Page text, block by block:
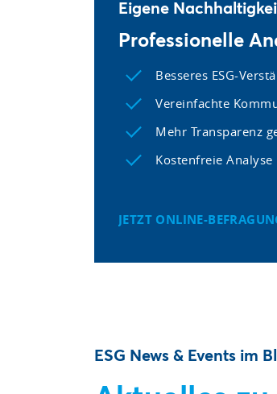
Eigene
Professionelle
Besseres ESG-
Vereinfachte
Mehr Transparenz
Kostenfreie
JETZT ONLINE-
ESG News & Events im